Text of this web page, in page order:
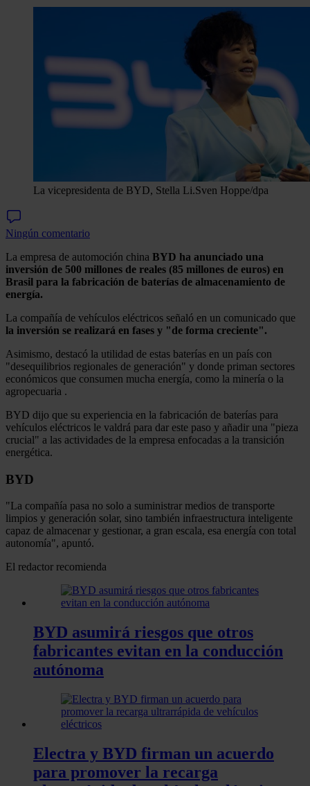
La vicepresidenta de BYD, Stella Li.Sven Hoppe/dpa
Ningún comentario
La empresa de automoción china BYD ha anunciado una
inversión de 500 millones de reales (85 millones de euros) en
Brasil para la fabricación de baterías de almacenamiento de
energía.
La compañía de vehículos eléctricos señaló en un comunicado que
la inversión se realizará en fases y "de forma creciente".
Asimismo, destacó la utilidad de estas baterías en un país con
"desequilibrios regionales de generación" y donde priman sectores
económicos que consumen mucha energía, como la minería o la
agropecuaria .
BYD dijo que su experiencia en la fabricación de baterías para
vehículos eléctricos le valdrá para dar este paso y añadir una "pieza
crucial" a las actividades de la empresa enfocadas a la transición
energética.
BYD
"La compañía pasa no solo a suministrar medios de transporte
limpios y generación solar, sino también infraestructura inteligente
capaz de almacenar y gestionar, a gran escala, esa energía con total
autonomía", apuntó.
El redactor recomienda
BYD asumirá riesgos que otros
fabricantes evitan en la conducción
autónoma
Electra y BYD firman un acuerdo
para promover la recarga